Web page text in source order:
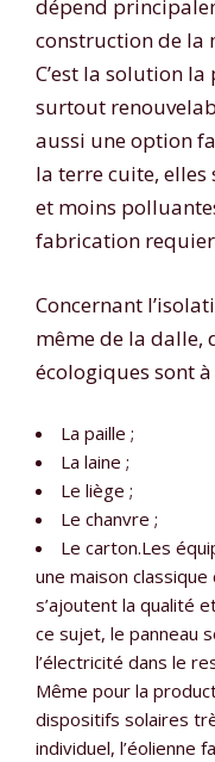
dépend
construction de la
C’est la solution
surtout
aussi une option
la terre cuite,
et moins
fabrication
Concernant
même de la dalle,
écologiques sont
La paille ;
La laine ;
Le liège ;
Le chanvre ;
Le carton.Les
une maison classique
s’ajoutent la qualité
ce sujet, le panneau
l’électricité dans le
Même pour la
dispositifs solaires
individuel, l’éolienne